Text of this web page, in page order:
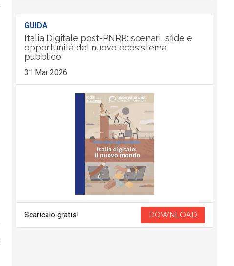
GUIDA
Italia Digitale post-PNRR: scenari, sfide e
opportunità del nuovo ecosistema
pubblico
31 Mar 2026
Scaricalo gratis! DOWNLOAD